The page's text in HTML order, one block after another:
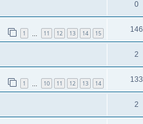
0
1 11 12 13 14 15
146
2
1 10 11 12 13 14
133
2